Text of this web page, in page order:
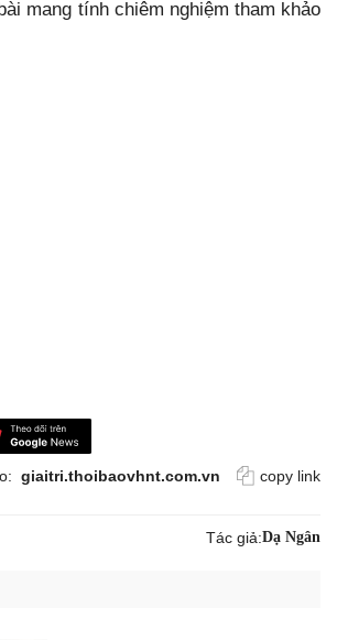
mang tính chiêm nghiệm tham khảo
giaitri.thoibaovhnt.com.vn copy link
Tác giả:Dạ Ngân